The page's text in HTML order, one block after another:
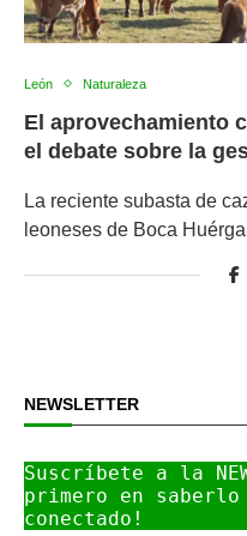
León Naturaleza
El aprovechamiento
el debate sobre la
La reciente subasta de
leoneses de Boca
NEWSLETTER
Suscríbete a la
primero en saberlo
conectado!